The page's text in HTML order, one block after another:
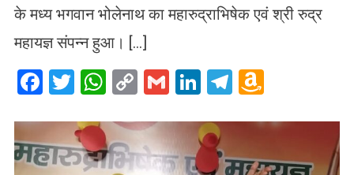
के मध्य भगवान भोलेनाथ का महारुद्राभिषेक एवं श्री रुद्र
महायज्ञ संपन्न हुआ। […]
Facebook
Twitter
WhatsApp
CopyGmailLinkedIn
Telegram
List